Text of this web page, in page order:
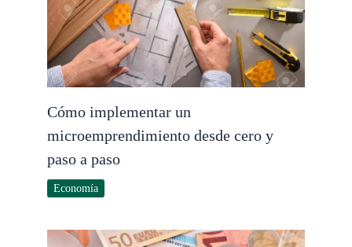
Cómo implementar un
microemprendimiento desde cero y
paso a paso
Economía